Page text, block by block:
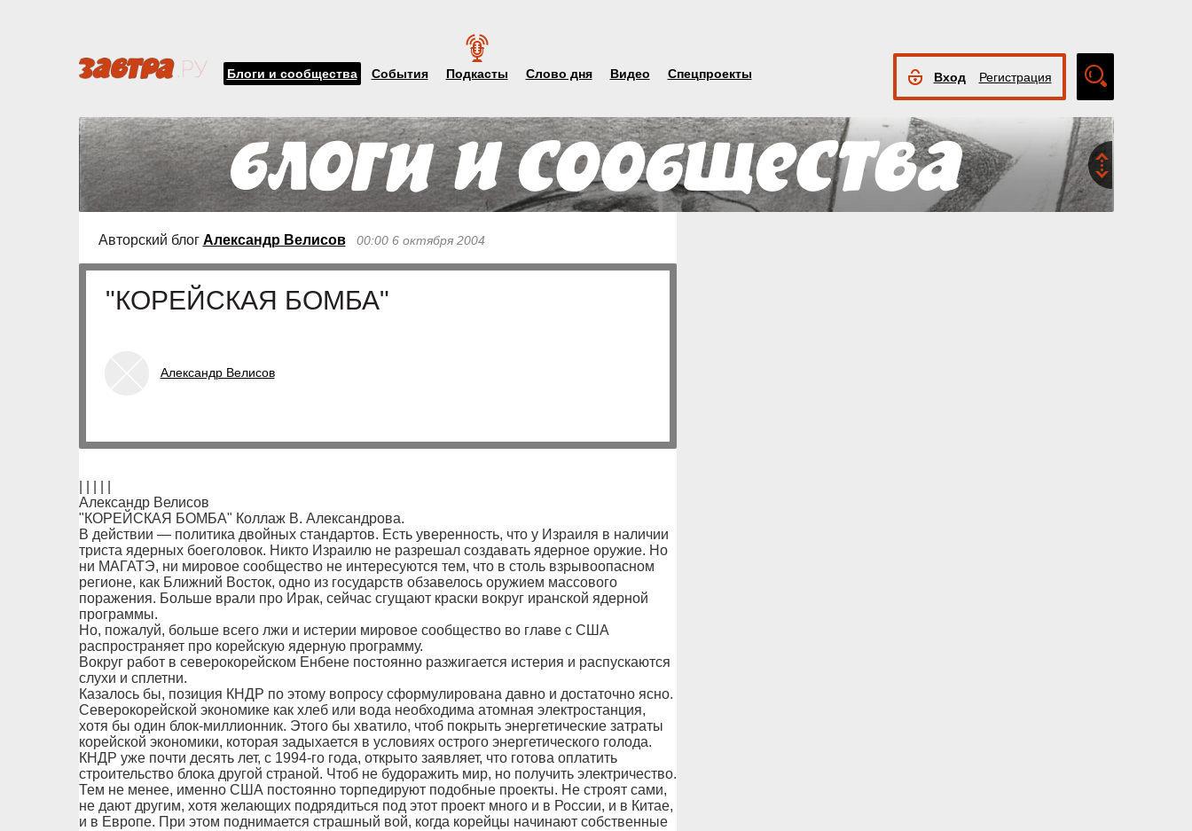
Блоги и сообщества События Подкасты Слово дня Видео Спецпроекты Вход Регистрация
Авторский блог Александр Велисов 00:00 6 октября 2004
"КОРЕЙСКАЯ БОМБА"
Александр Велисов
Александр Велисов
"КОРЕЙСКАЯ БОМБА" Коллаж В. Александрова.
В действии — политика двойных стандартов. Есть уверенность, что у Израиля в наличии
триста ядерных боеголовок. Никто Израилю не разрешал создавать ядерное оружие. Но
ни МАГАТЭ, ни мировое сообщество не интересуются тем, что в столь взрывоопасном
регионе, как Ближний Восток, одно из государств обзавелось оружием массового
поражения. Больше врали про Ирак, сейчас сгущают краски вокруг иранской ядерной
программы.
Но, пожалуй, больше всего лжи и истерии мировое сообщество во главе с США
распространяет про корейскую ядерную программу.
Вокруг работ в северокорейском Енбене постоянно разжигается истерия и распускаются
слухи и сплетни.
Казалось бы, позиция КНДР по этому вопросу сформулирована давно и достаточно ясно.
Северокорейской экономике как хлеб или вода необходима атомная электростанция,
хотя бы один блок-миллионник. Этого бы хватило, чтоб покрыть энергетические затраты
корейской экономики, которая задыхается в условиях острого энергетического голода.
КНДР уже почти десять лет, с 1994-го года, открыто заявляет, что готова оплатить
строительство блока другой страной. Чтоб не будоражить мир, но получить электричество.
Тем не менее, именно США постоянно торпедируют подобные проекты. Не строят сами,
не дают другим, хотя желающих подрядиться под этот проект много и в России, и в Китае,
и в Европе. При этом поднимается страшный вой, когда корейцы начинают собственные